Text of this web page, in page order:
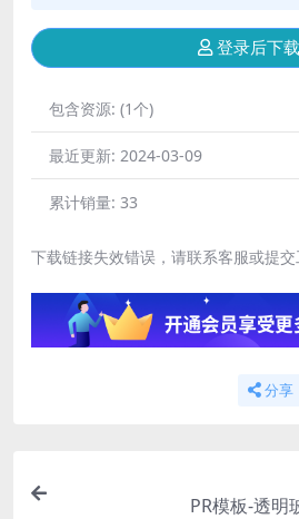
登录后下载
包含资源: (1个)
最近更新: 2024-03-09
累计销量: 33
下载链接失效错误，请联系客服或提
分享
PR模板-透明